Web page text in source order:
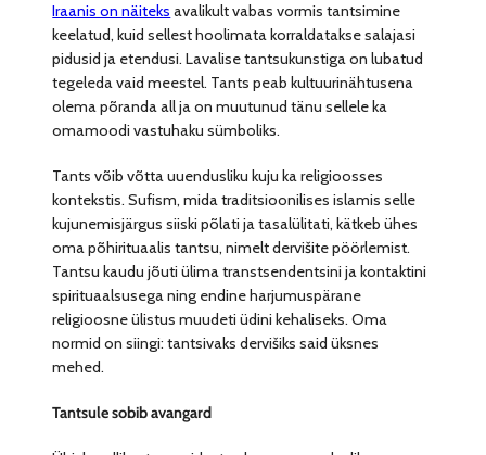
Iraanis on näiteks avalikult vabas vormis tantsimine
keelatud, kuid sellest hoolimata korraldatakse salajasi
pidusid ja etendusi. Lavalise tantsukunstiga on lubatud
tegeleda vaid meestel. Tants peab kultuurinähtusena
olema põranda all ja on muutunud tänu sellele ka
omamoodi vastuhaku sümboliks.
Tants võib võtta uuendusliku kuju ka religioosses
kontekstis. Sufism, mida traditsioonilises islamis selle
kujunemisjärgus siiski põlati ja tasalülitati, kätkeb ühes
oma põhirituaalis tantsu, nimelt dervišite pöörlemist.
Tantsu kaudu jõuti ülima transtsendentsini ja kontaktini
spirituaalsusega ning endine harjumuspärane
religioosne ülistus muudeti üdini kehaliseks. Oma
normid on siingi: tantsivaks dervišiks said üksnes
mehed.
Tantsule sobib avangard